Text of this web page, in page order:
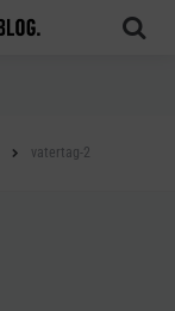
vatertag-2